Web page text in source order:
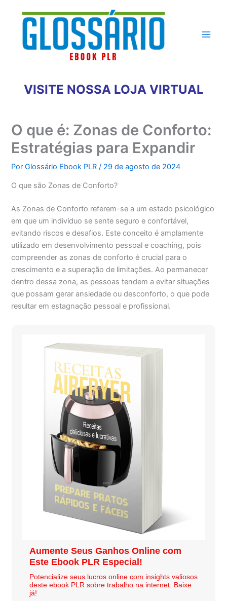
conteúdo
VISITE NOSSA LOJA VIRTUAL
O que é: Zonas de Conforto:
Estratégias para Expandir
PorGlossário Ebook PLR/ 29 de agosto de 2024
O que são Zonas de Conforto?
As Zonas de Conforto referem-se a um estado psicológico
em que um indivíduo se sente seguro e confortável,
evitando riscos e desafios. Este conceito é amplamente
utilizado em desenvolvimento pessoal e coaching, pois
compreender as zonas de conforto é crucial para o
crescimento e a superação de limitações. Ao permanecer
dentro dessa zona, as pessoas tendem a evitar situações
que possam gerar ansiedade ou desconforto, o que pode
resultar em estagnação pessoal e profissional.
Aumente Seus Ganhos Online com
Este Ebook PLR Especial!
Potencialize seus lucros online com insights valiosos
deste ebook PLR sobre trabalho na internet. Baixe
já!